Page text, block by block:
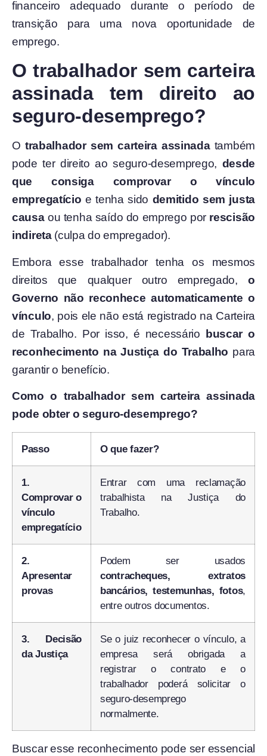
financeiro adequado durante o período de
transição para uma nova oportunidade de
emprego.
O trabalhador sem carteira
assinada tem direito ao
seguro-desemprego?
O trabalhador sem carteira assinadatambém
pode ter direito ao seguro-desemprego, desde
que consiga comprovar o vínculo
empregatício e tenha sido demitido sem justa
causaou tenha saído do emprego por rescisão
indireta(culpa do empregador).
Embora esse trabalhador tenha os mesmos
direitos que qualquer outro empregado,o
Governo não reconhece automaticamente o
vínculo, pois ele não está registrado na Carteira
de Trabalho. Por isso, é necessário buscar o
reconhecimento na Justiça do Trabalho para
garantir o benefício.
Como o trabalhador sem carteira assinada
pode obter o seguro-desemprego?
Passo O que fazer?
1.
Comprovar o
vínculo
empregatício
Entrar com uma reclamação
trabalhista na Justiça do
Trabalho.
2.
Apresentar
provas
Podem ser usados
contracheques, extratos
bancários, testemunhas, fotos,
entre outros documentos.
3. Decisão
da Justiça
Se o juiz reconhecer o vínculo, a
empresa será obrigada a
registrar o contrato e o
trabalhador poderá solicitar o
seguro-desemprego
normalmente.
Buscar esse reconhecimento pode ser essencial